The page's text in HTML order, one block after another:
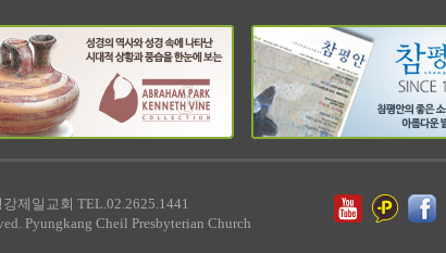
제일교회 TEL.02.2625.1441
Pyungkang Cheil Presbyterian Church